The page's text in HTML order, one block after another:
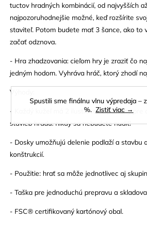
Spustili sme finálnu vlnu výpredaja –
%. Zistiť viac →
tuctov hradných kombinácií, od najvyšších
najpozoruhodnejšie možné, keď rozšírite
staviteľ. Potom budete mať 3 šance, ako to
začať odznova.
- Hra zhadzovania: cieľom hry je zraziť čo
jedným hodom. Vyhráva hráč, ktorý zhodí
Výhody:
- Každý kužeľ má 2 ilustrované povrchy pre
stavieb hradu: nikdy sa nebudete nudiť!
- Dosky umožňujú delenie podlaží a stavbu
konštrukcií.
- Použitie: hrať sa môže jednotlivec aj
- Taška pre jednoduchú prepravu a
- FSC® certifikovaný kartónový obal.